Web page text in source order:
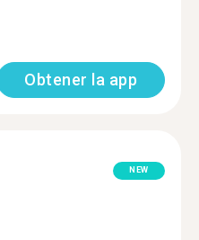
Obtener la app
NEW